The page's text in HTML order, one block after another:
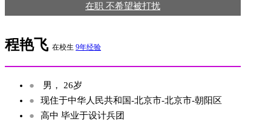
在职 不希望被打扰
程艳飞 在校生 9年经验
●
男， 26岁
●
现住于中华人民共和国-北京市-北京市-朝阳区
●
高中 毕业于设计兵团